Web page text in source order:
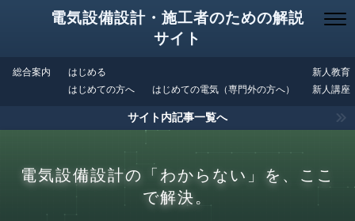
電気設備設計・施工者のための解説
サイト
総合案内
はじめる
はじめての方へ
はじめての電気（専門外の方へ）
新人教育
新人講座
サイト内記事一覧へ
電気設備設計の「わからない」を、ここ
で解決。